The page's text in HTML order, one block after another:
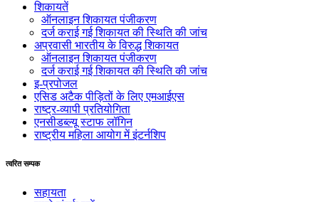
शिकायतें
ऑनलाइन शिकायत पंजीकरण
दर्ज कराई गई शिकायत की स्थिति की जांच
अप्रवासी भारतीय के विरुद्ध शिकायत
ऑनलाइन शिकायत पंजीकरण
दर्ज कराई गई शिकायत की स्थिति की जांच
इ-प्रपोजल
एसिड अटैक पीड़ितों के लिए एमआईएस
राष्ट्र-व्यापी प्रतियोगिता
एनसीडब्ल्यू स्टाफ लॉगिन
राष्ट्रीय महिला आयोग में इंटर्नशिप
त्वरित सम्पक
सहायता